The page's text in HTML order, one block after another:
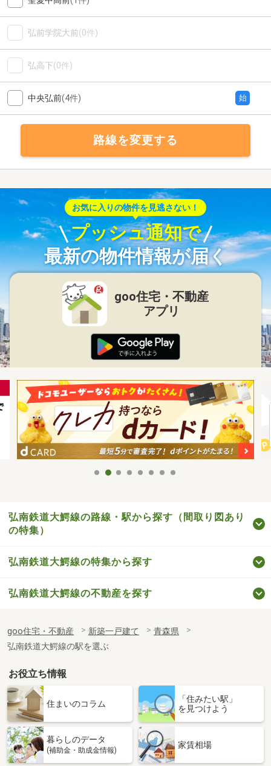
弘前学院大前(0件)
弘高下(0件)
中央弘前(4件) 始
路線を変更する
お気に入りの物件を見逃さない！
プッシュ通知で
最新の物件情報が届く
goo住宅・不動産
アプリ
弘南鉄道大鰐線の路線・駅から探す（間取り図あり
の特集）
弘南鉄道大鰐線の特集から探す
弘南鉄道大鰐線の不動産を探す
goo住宅・不動産 新築一戸建て
青森県
弘南鉄道大鰐線の駅を選ぶ
お役立ち情報
住まいのコラム
「住みたい駅」
を見つけよう
暮らしのデータ
(補助金・助成金情報)
家賃相場